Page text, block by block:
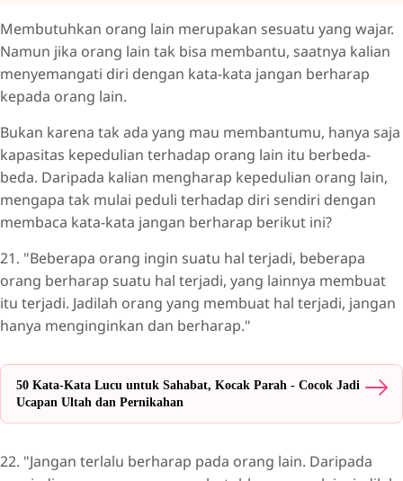
Membutuhkan orang lain merupakan sesuatu yang wajar.
Namun jika orang lain tak bisa membantu, saatnya kalian
menyemangati diri dengan kata-kata jangan berharap
kepada orang lain.
Bukan karena tak ada yang mau membantumu, hanya saja
kapasitas kepedulian terhadap orang lain itu berbeda-
beda. Daripada kalian mengharap kepedulian orang lain,
mengapa tak mulai peduli terhadap diri sendiri dengan
membaca kata-kata jangan berharap berikut ini?
21. "Beberapa orang ingin suatu hal terjadi, beberapa
orang berharap suatu hal terjadi, yang lainnya membuat
itu terjadi. Jadilah orang yang membuat hal terjadi, jangan
hanya menginginkan dan berharap."
50 Kata-Kata Lucu untuk Sahabat, Kocak Parah - Cocok Jadi
Ucapan Ultah dan Pernikahan
22. "Jangan terlalu berharap pada orang lain. Daripada